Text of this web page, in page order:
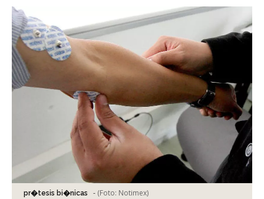
pr�tesis bi�nicas - (Foto: Notimex)